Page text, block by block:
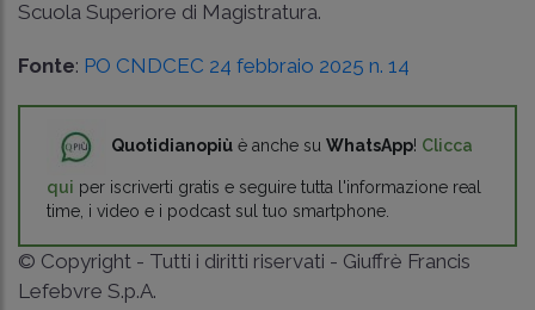
Scuola Superiore di Magistratura.
Fonte: PO CNDCEC 24 febbraio 2025 n. 14
Quotidianopiù è anche su WhatsApp! Clicca
qui per iscriverti gratis e seguire tutta l'informazione real
time, i video e i podcast sul tuo smartphone.
© Copyright - Tutti i diritti riservati - Giuffrè Francis
Lefebvre S.p.A.